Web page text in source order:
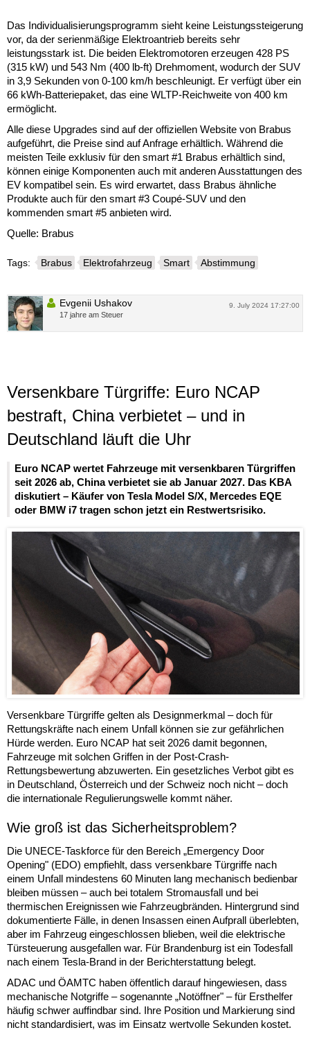
Das Individualisierungsprogramm sieht keine Leistungssteigerung
vor, da der serienmäßige Elektroantrieb bereits sehr
leistungsstark ist. Die beiden Elektromotoren erzeugen 428 PS
(315 kW) und 543 Nm (400 lb-ft) Drehmoment, wodurch der SUV
in 3,9 Sekunden von 0-100 km/h beschleunigt. Er verfügt über ein
66 kWh-Batteriepaket, das eine WLTP-Reichweite von 400 km
ermöglicht.
Alle diese Upgrades sind auf der offiziellen Website von Brabus
aufgeführt, die Preise sind auf Anfrage erhältlich. Während die
meisten Teile exklusiv für den smart #1 Brabus erhältlich sind,
können einige Komponenten auch mit anderen Ausstattungen des
EV kompatibel sein. Es wird erwartet, dass Brabus ähnliche
Produkte auch für den smart #3 Coupé-SUV und den
kommenden smart #5 anbieten wird.
Quelle: Brabus
Tags: Brabus Elektrofahrzeug Smart Abstimmung
9. July 2024 17:27:00
Evgenii Ushakov
17 jahre am Steuer
Versenkbare Türgriffe: Euro NCAP
bestraft, China verbietet – und in
Deutschland läuft die Uhr
Euro NCAP wertet Fahrzeuge mit versenkbaren Türgriffen
seit 2026 ab, China verbietet sie ab Januar 2027. Das KBA
diskutiert – Käufer von Tesla Model S/X, Mercedes EQE
oder BMW i7 tragen schon jetzt ein Restwertsrisiko.
Versenkbare Türgriffe gelten als Designmerkmal – doch für
Rettungskräfte nach einem Unfall können sie zur gefährlichen
Hürde werden. Euro NCAP hat seit 2026 damit begonnen,
Fahrzeuge mit solchen Griffen in der Post-Crash-
Rettungsbewertung abzuwerten. Ein gesetzliches Verbot gibt es
in Deutschland, Österreich und der Schweiz noch nicht – doch
die internationale Regulierungswelle kommt näher.
Wie groß ist das Sicherheitsproblem?
Die UNECE-Taskforce für den Bereich „Emergency Door
Opening" (EDO) empfiehlt, dass versenkbare Türgriffe nach
einem Unfall mindestens 60 Minuten lang mechanisch bedienbar
bleiben müssen – auch bei totalem Stromausfall und bei
thermischen Ereignissen wie Fahrzeugbränden. Hintergrund sind
dokumentierte Fälle, in denen Insassen einen Aufprall überlebten,
aber im Fahrzeug eingeschlossen blieben, weil die elektrische
Türsteuerung ausgefallen war. Für Brandenburg ist ein Todesfall
nach einem Tesla-Brand in der Berichterstattung belegt.
ADAC und ÖAMTC haben öffentlich darauf hingewiesen, dass
mechanische Notgriffe – sogenannte „Notöffner" – für Ersthelfer
häufig schwer auffindbar sind. Ihre Position und Markierung sind
nicht standardisiert, was im Einsatz wertvolle Sekunden kostet.